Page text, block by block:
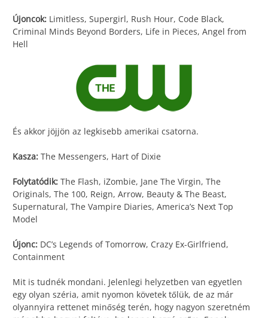
Újoncok: Limitless, Supergirl, Rush Hour, Code Black,
Criminal Minds Beyond Borders, Life in Pieces, Angel from
Hell
És akkor jöjjön az legkisebb amerikai csatorna.
Kasza: The Messengers, Hart of Dixie
Folytatódik: The Flash, iZombie, Jane The Virgin, The
Originals, The 100, Reign, Arrow, Beauty & The Beast,
Supernatural, The Vampire Diaries, America’s Next Top
Model
Újonc: DC’s Legends of Tomorrow, Crazy Ex-Girlfriend,
Containment
Mit is tudnék mondani. Jelenlegi helyzetben van egyetlen
egy olyan széria, amit nyomon követek tőlük, de az már
olyannyira rettenet minőség terén, hogy nagyon szeretném